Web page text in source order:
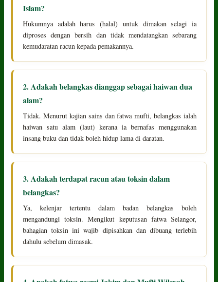
Islam?
Hukumnya adalah harus (halal) untuk dimakan selagi ia
diproses dengan bersih dan tidak mendatangkan sebarang
kemudaratan racun kepada pemakannya.
2. Adakah belangkas dianggap sebagai haiwan dua
alam?
Tidak. Menurut kajian sains dan fatwa mufti, belangkas ialah
haiwan satu alam (laut) kerana ia bernafas menggunakan
insang buku dan tidak boleh hidup lama di daratan.
3. Adakah terdapat racun atau toksin dalam
belangkas?
Ya, kelenjar tertentu dalam badan belangkas boleh
mengandungi toksin. Mengikut keputusan fatwa Selangor,
bahagian toksin ini wajib dipisahkan dan dibuang terlebih
dahulu sebelum dimasak.